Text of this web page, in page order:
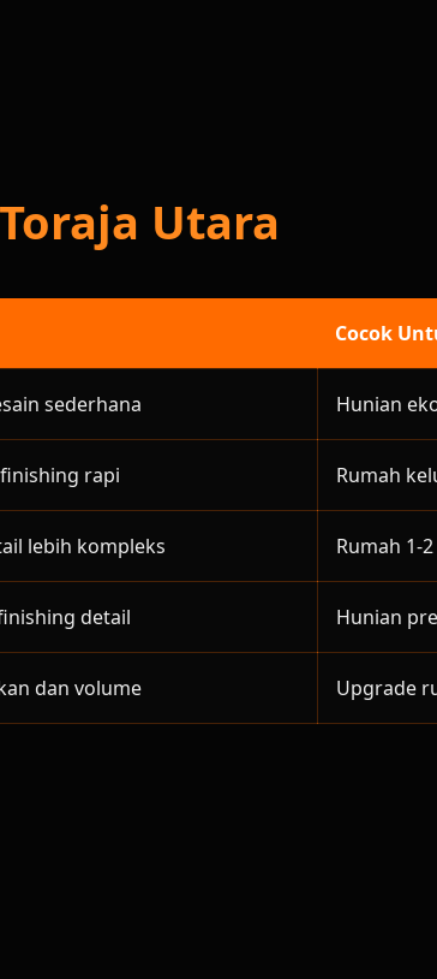
Utara
Cocok
sederhana Hunian
rapi Rumah
lebih kompleks Rumah 1-
detail Hunian
dan volume Upgrade